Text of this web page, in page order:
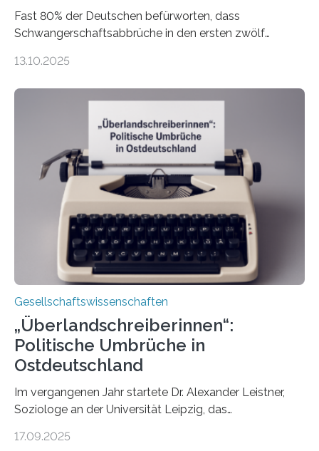
Fast 80% der Deutschen befürworten, dass
Schwangerschaftsabbrüche in den ersten zwölf
doch bleibt das Thema hoch emotional und politisch
einer gesellschaftlichen Spaltung des Landes, und
2025 sorgt der Fall Brosius-Gersdorf für
Schlagzeilen.Das Sozialwissenschaftliche Institut der
EKD hat untersucht, wie Menschen in Deutschland
wirklich über Schwangerschaftsabbrüche denken und
wie sich ihre Haltung je nach Konfession, Region und
Bildung unterscheidet. Darüber sprechen Veronika
Eufinger und Dr. Kristin Torka…
13.10.2025
Gesellschaftswissenschaften
„Überlandschreiberinnen“:
Politische Umbrüche in
Ostdeutschland
Im vergangenen Jahr startete Dr. Alexander Leistner,
Soziologe an der Universität Leipzig, das
across the Country“. Nun ist das „Projektbuch“
17.09.2025